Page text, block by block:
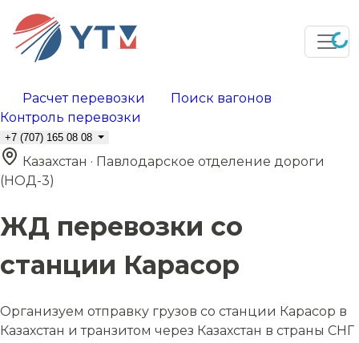
Расчет перевозки
Поиск вагонов
Контроль перевозки
+7 (707) 165 08 08
Казахстан · Павлодарское отделение дороги
(НОД-3)
ЖД перевозки со
станции Карасор
Организуем отправку грузов со станции Карасор в
Казахстан и транзитом через Казахстан в страны СНГ